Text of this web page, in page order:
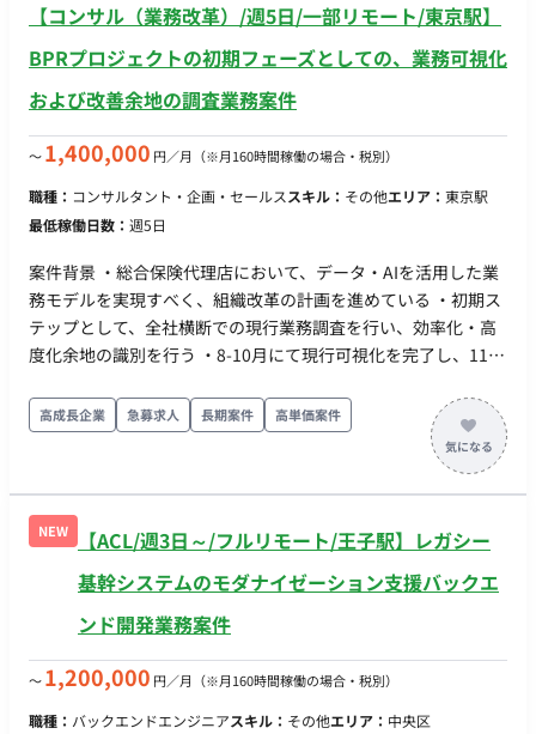
【コンサル（業務改革）/週5日/一部リモート/東京駅】
BPRプロジェクトの初期フェーズとしての、業務可視化
および改善余地の調査業務案件
〜1,400,000 円／月 （※月160時間稼働の場合・税別）
職種： コンサルタント・企画・セールススキル： その他エリア： 東京駅
最低稼働日数： 週5日
案件背景 ・総合保険代理店において、データ・AIを活用した業
務モデルを実現すべく、組織改革の計画を進めている ・初期ス
テップとして、全社横断での現行業務調査を行い、効率化・高
度化余地の識別を行う ・8-10月にて現行可視化を完了し、11月
画、人員配置の見直しを行う想定 支援内容 ・業務改革の調査・
分析担当として、1社先（保険DXベンダー）のDXコンサルティ
ング部長がリードするチームの実務メンバーとして参画、業務
ヒアリング、工数集計など実業務を担当 ・上記チームには、並
行してデータ活用、UX支援などのチームがあり、DXコンサルテ
ィング部長のリードのもと連携し業務にあたる 稼働率 ・100%
体制 ・PM：1社先（保険DXベンダー）のDXコンサルティング
担当、UX支援担当がそれぞれ参画 出社/リモート ・先方希望は
100%常駐だが、週2-3日出社＋リモートの交渉も可能 ・出社
先：東京駅エリア
高成長企業 急募求人 長期案件 高単価案件
NEW
【ACL/週3日～/フルリモート/王子駅】レガシー
基幹システムのモダナイゼーション支援バックエ
ンド開発業務案件
〜1,200,000 円／月 （※月160時間稼働の場合・税別）
職種： バックエンドエンジニアスキル： その他エリア： 中央区